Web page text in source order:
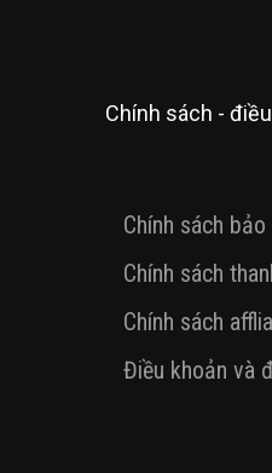
Chính sách -
Chính sách
Chính sách
Chính sách
Điều khoản và